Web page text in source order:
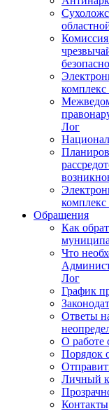
комплекс
Лог
комплекс
Обращения
Как
Что
Лог
График
Ответы
О работе
Порядок
Личный
Контакты